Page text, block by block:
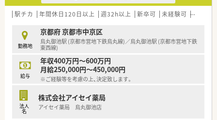
く働き続けられる環境づくりに力を入れています。
■営業利益率が10パーセントを超えており、報酬改定の影響を
【こんな方にオススメ】
■ワークライフバランスを重視し残業が少なく年間休日が多い
職場で、プライベートの時間を大切にしたい方に最適です。
■将来的に店長やエリアマネージャーなどへのキャリアアップ
を目指し、幅広い業務経験を積んで大きく成長したい方です。
■在宅医療や漢方などの専門分野を極めるための手厚い教育制
駅チカ 年間休日120日以上 週32h以上 新卒可 未経験可 ブラン
勤務地
京都府 京都市中京区
烏丸御池駅 (京都市営地下鉄烏丸線)／烏丸御池駅 (京都市営地下鉄
東西線)
給与
年収400万円～600万円
月給250,000円～450,000円
※ご経験等を考慮の上、決定致します。
法人
名
株式会社アイセイ薬局
アイセイ薬局 烏丸御池店